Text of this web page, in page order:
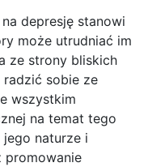
depresję stanowi
może utrudniać im
ze strony bliskich
sobie ze
wszystkim
na temat tego
naturze i
promowanie